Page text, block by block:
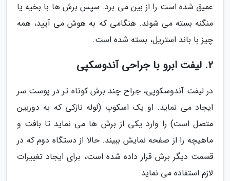
عمیق شده است را از بین می برد. سپس برش ها با بخیه یا
منگنه بسته می شوند. هنگامی که به هوش می آیید، همه
چیز با باند استریل، بسته شده است.
2. لیفت ابرو با جراحی آندوسکپی
در لیفت آندوسکوپی، جراح چند برش کوتاه تر در پوست سر
ایجاد می نماید. او یک اسکوپ (لوله نازکی که به دوربین
متصل است) را وارد یکی از برش ها می نماید تا بافت و
ماهیچه را از صفحه نمایش ببیند. حالا از دستگاه دوم که در
قسمت دیگر برش قرار داده شده است، برای ایجاد تغییرات
لازم استفاده می نماید.